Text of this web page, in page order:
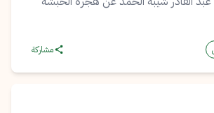
مشاركة